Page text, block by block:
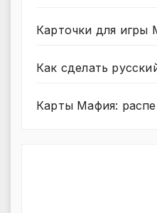
Карточки для игры
Как сделать
Карты Мафия: